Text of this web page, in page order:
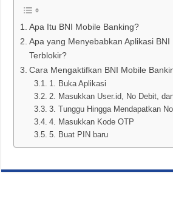
Apa Itu BNI Mobile Banking?
Apa yang Menyebabkan Aplikasi BNI
Terblokir?
Cara Mengaktifkan BNI Mobile
1. Buka Aplikasi
2. Masukkan User.id, No Debit,
3. Tunggu Hingga Mendapatkan
4. Masukkan Kode OTP
5. Buat PIN baru